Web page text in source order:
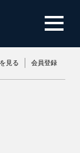
見る 会員登録